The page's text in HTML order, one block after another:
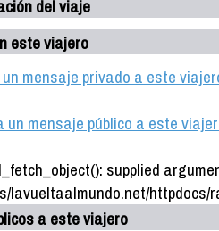
del viaje
este viajero
mensaje privado a este
un mensaje público a este
supplied
lavueltaalmundo.net/httpdocs/
a este viajero